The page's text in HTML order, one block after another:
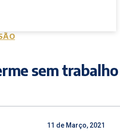
sem trabalho
11 de Março, 2021